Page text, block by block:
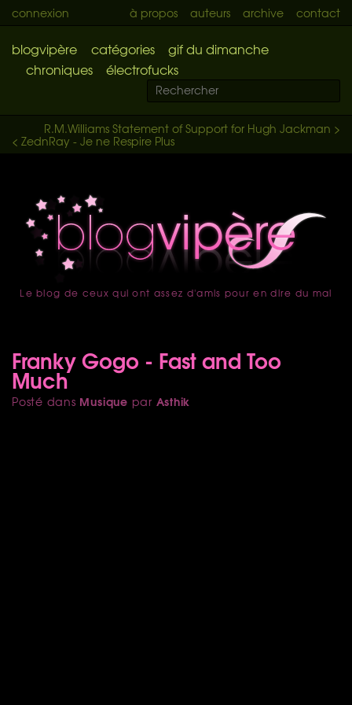
connexion à propos auteurs archive contact
blogvipère catégories
gif du dimanche
chroniques
électrofucks
R.M.Williams Statement of Support for Hugh Jackman >
< ZednRay - Je ne Respire Plus
accueil
Le blog de ceux qui ont assez d'amis pour en dire du mal
Franky Gogo - Fast and Too
Much
Posté dans Musique par Asthik